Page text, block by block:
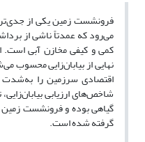
فرونشست زمین یکی از
می‌رود که عمدتاً ناشی از
کمی و کیفی مخازن آبی است.
نهایی از بیابان‌زایی محسوب
اقتصادی سرزمین را
شاخص‌های ارزیابی
گیاهی بوده و فرونشست
گرفته شده است.